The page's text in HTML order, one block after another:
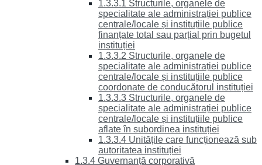
1.3.3.1 Structurile, organele de
specialitate ale administrației publice
centrale/locale și instituțiile publice
finanțate total sau parțial prin bugetul
instituției
1.3.3.2 Structurile, organele de
specialitate ale administrației publice
centrale/locale și instituțiile publice
coordonate de conducătorul instituției
1.3.3.3 Structurile, organele de
specialitate ale administrației publice
centrale/locale și instituțiile publice
aflate în subordinea instituției
1.3.3.4 Unitățile care funcționează sub
autoritatea instituției
1.3.4 Guvernanță corporativă